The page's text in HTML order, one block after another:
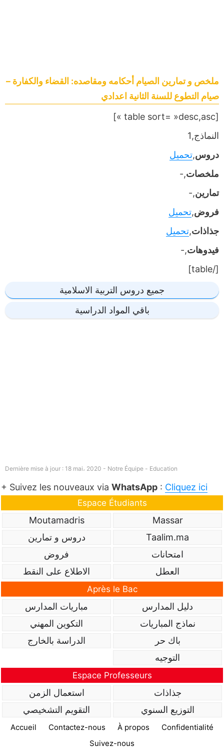
ملخص و تمارين الصيام أحكامه ومقاصده: القضاء والكفارة –
صيام التطوع للسنة الثانية اعدادي
[table sort= »desc,asc »]
النماذج,1
دروس,تحميل
ملخصات,-
تمارين,-
فروض,تحميل
جذاذات,تحميل
فيدوهات,-
[/table]
جميع دروس التربية الاسلامية
باقي المواد الدراسية
Dernière mise à jour : 18 mai، 2020 - Notre Équipe - Education
+ Suivez les nouveaux via WhatsApp : Cliquez ici
Espace Étudiants
Massar
Moutamadris
Taalim.ma
دروس و تمارين
امتحانات
فروض
العطل
الاطلاع على النقط
Après le Bac
دليل المدارس
مباريات المدارس
نماذج المباريات
التكوين المهني
باك حر
الدراسة بالخارج
التوجيه
Espace Professeurs
جذاذات
استعمال الزمن
التوزيع السنوي
التقويم التشخيصي
Accueil Contactez-nous À propos
Confidentialité
Suivez-nous